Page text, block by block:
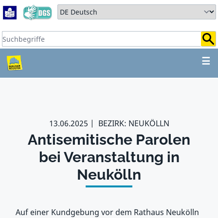
Zum Hauptbereich springen
Zum Hauptmenü springen
Sprache auswählen:
Suchbegriffe:
☰
ZUM HAUPTBEREICH
13.06.2025 BEZIRK: NEUKÖLLN
Antisemitische Parolen
bei Veranstaltung in
Neukölln
Auf einer Kundgebung vor dem Rathaus Neukölln